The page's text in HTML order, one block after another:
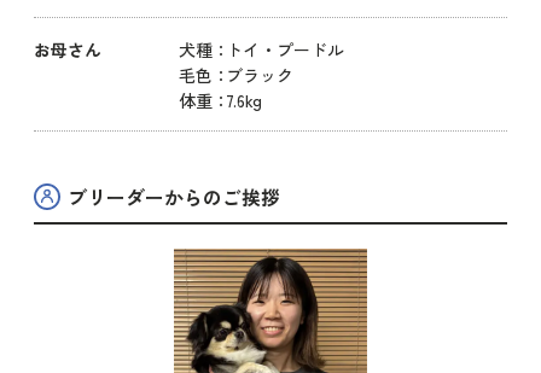
お母さん 犬種： トイ・プードル
毛色：ブラック
体重：7.6kg
ブリーダーからのご挨拶